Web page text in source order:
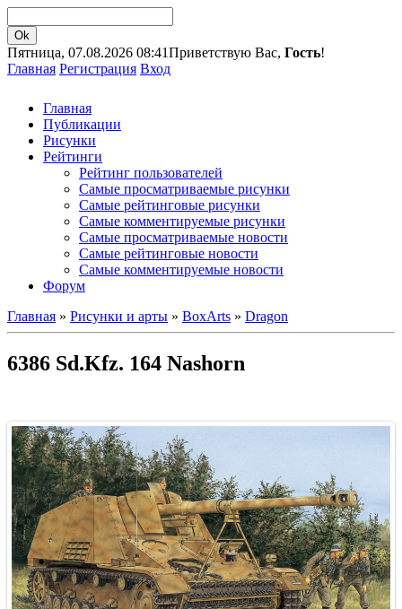
Пятница, 07.08.2026 08:41Приветствую Вас, Гость!
Главная Регистрация Вход
Главная
Публикации
Рисунки
Рейтинги
Рейтинг пользователей
Самые просматриваемые рисунки
Самые рейтинговые рисунки
Самые комментируемые рисунки
Самые просматриваемые новости
Самые рейтинговые новости
Самые комментируемые новости
Форум
Главная » Рисунки и арты » BoxArts » Dragon
6386 Sd.Kfz. 164 Nashorn